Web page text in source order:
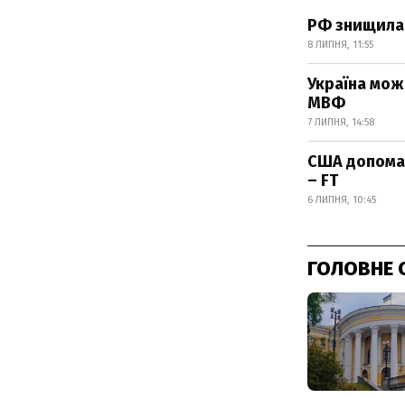
РФ знищила
8 ЛИПНЯ, 11:55
Україна
МВФ
7 ЛИПНЯ, 14:58
США
– FT
6 ЛИПНЯ, 10:45
ГОЛОВНЕ